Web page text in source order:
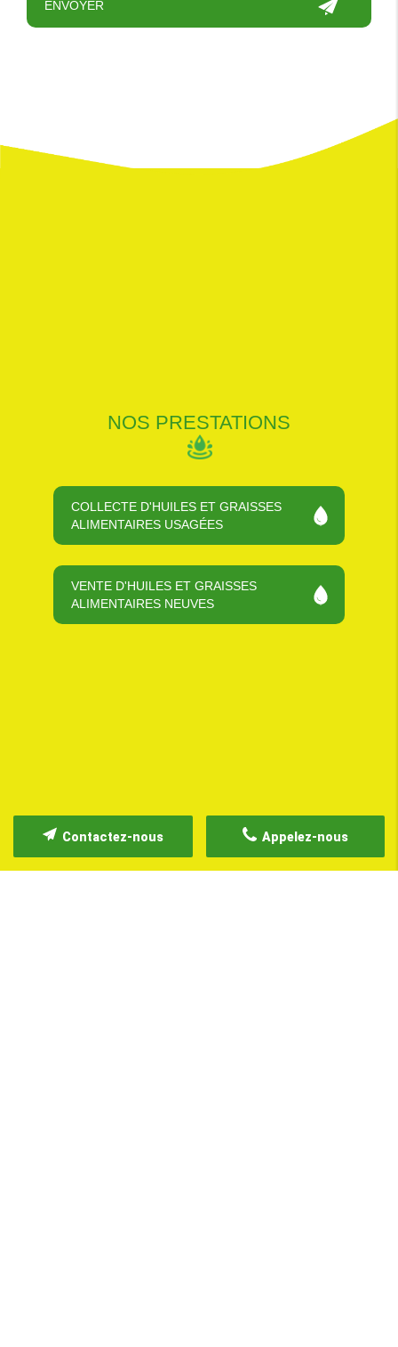
NOS PRESTATIONS
COLLECTE D'HUILES ET GRAISSES
ALIMENTAIRES USAGÉES
VENTE D'HUILES ET GRAISSES
ALIMENTAIRES NEUVES
Appelez-nous
Contactez-nous